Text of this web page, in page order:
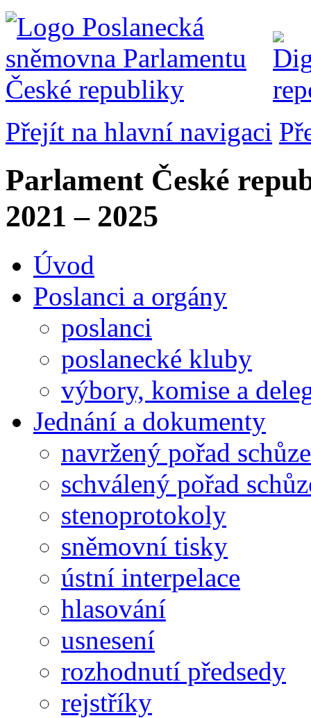
Přejít na hlavní navigaci
Parlament České
2021 – 2025
Úvod
Poslanci a orgány
poslanci
poslanecké kluby
výbory, komise a
Jednání a dokumenty
navržený pořad schůze
schválený pořad
stenoprotokoly
sněmovní tisky
ústní interpelace
hlasování
usnesení
rozhodnutí předsedy
rejstříky